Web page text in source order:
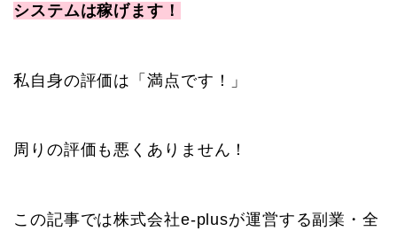
システムは稼げます！
私自身の評価は「満点です！」
周りの評価も悪くありません！
この記事では株式会社e-plusが運営する副業・全